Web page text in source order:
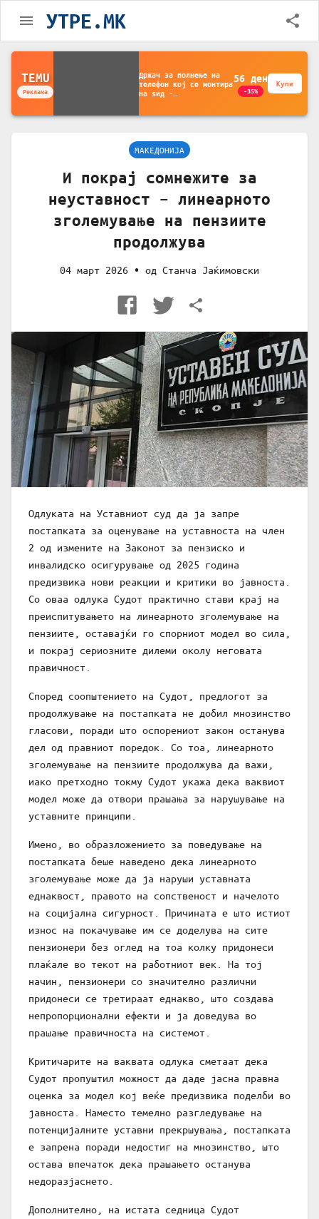
УТРЕ.MK
TEMU
Реклама
Држач за полнење на
телефон кој се монтира
на ѕид -
за чување на покрај
56 ден
-35%
Купи
МАКЕДОНИЈА
И покрај сомнежите за
неуставност – линеарното
зголемување на пензиите
продолжува
04 март 2026 • од Станча Јаќимовски
Одлуката на Уставниот суд да ја запре
постапката за оценување на уставноста на член
2 од измените на Законот за пензиско и
инвалидско осигурување од 2025 година
предизвика нови реакции и критики во јавноста.
Со оваа одлука Судот практично стави крај на
преиспитувањето на линеарното зголемување на
пензиите, оставајќи го спорниот модел во сила,
и покрај сериозните дилеми околу неговата
правичност.
Според соопштението на Судот, предлогот за
продолжување на постапката не добил мнозинство
гласови, поради што оспорениот закон останува
дел од правниот поредок. Со тоа, линеарното
зголемување на пензиите продолжува да важи,
иако претходно токму Судот укажа дека ваквиот
модел може да отвори прашања за нарушување на
уставните принципи.
Имено, во образложението за поведување на
постапката беше наведено дека линеарното
зголемување може да ја наруши уставната
еднаквост, правото на сопственост и начелото
на социјална сигурност. Причината е што истиот
износ на покачување им се доделува на сите
пензионери без оглед на тоа колку придонеси
плаќале во текот на работниот век. На тој
начин, пензионери со значително различни
придонеси се третираат еднакво, што создава
непропорционални ефекти и ја доведува во
прашање правичноста на системот.
Критичарите на ваквата одлука сметаат дека
Судот пропуштил можност да даде јасна правна
оценка за модел кој веќе предизвика поделби во
јавноста. Наместо темелно разгледување на
потенцијалните уставни прекршувања, постапката
е запрена поради недостиг на мнозинство, што
остава впечаток дека прашањето останува
недоразјаснето.
Дополнително, на истата седница Судот